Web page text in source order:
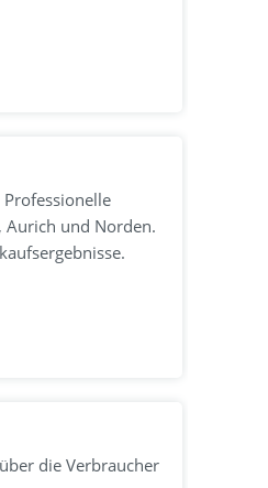
und Norden.
die Verbraucher